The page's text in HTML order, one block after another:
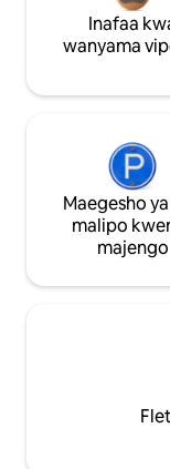
Inafaa
wanyama
Maegesho
malipo
majengo